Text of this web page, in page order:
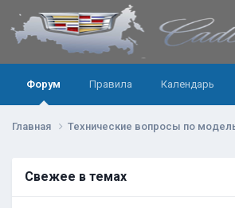
Форум Правила Календарь
Главная Технические вопросы по
Свежее в темах